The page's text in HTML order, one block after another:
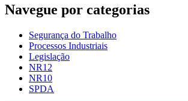
Navegue por categorias
Segurança do Trabalho
Processos Industriais
Legislação
NR12
NR10
SPDA